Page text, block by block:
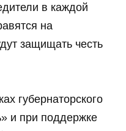
в каждой
на
защищать честь
губернаторского
и при поддержке